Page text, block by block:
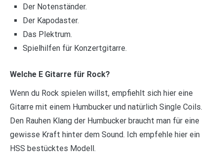
Der Notenständer.
Der Kapodaster.
Das Plektrum.
Spielhilfen für Konzertgitarre.
Welche E Gitarre für Rock?
Wenn du Rock spielen willst, empfiehlt sich hier eine
Gitarre mit einem Humbucker und natürlich Single Coils.
Den Rauhen Klang der Humbucker braucht man für eine
gewisse Kraft hinter dem Sound. Ich empfehle hier ein
HSS bestücktes Modell.